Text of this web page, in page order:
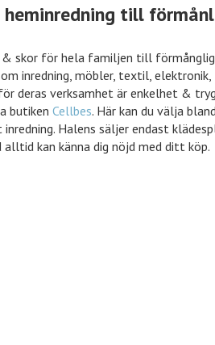
heminredning till
& skor för hela familjen till
inredning, möbler, textil, elektronik,
deras verksamhet är enkelhet &
butikenCellbes. Här kan du välja
Halens säljer endast
kan känna dig nöjd med ditt köp.